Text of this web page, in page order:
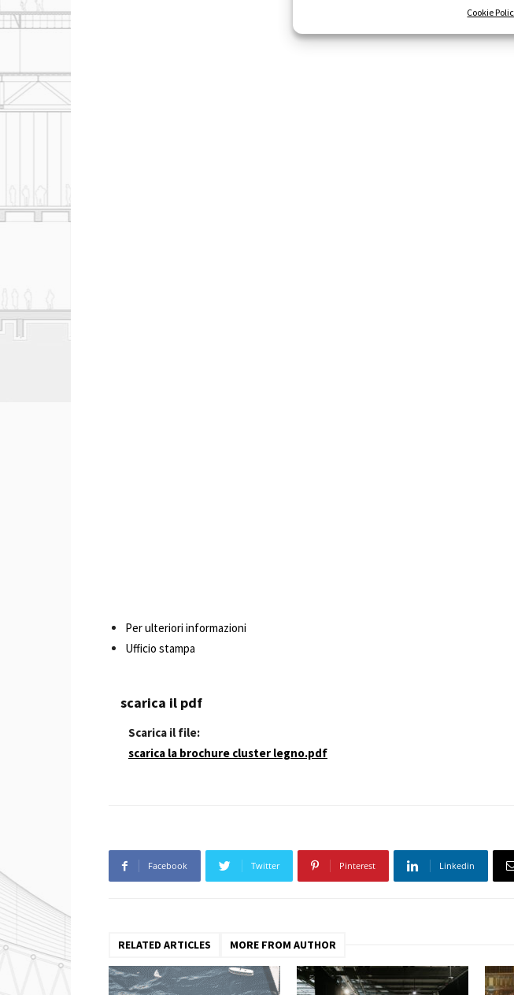
Cookie
Per ulteriori informazioni
Ufficio stampa
scarica il pdf
Scarica il file:
scarica la brochure cluster legno.pdf
Facebook Twitter Pinterest Linkedin
RELATED ARTICLES MORE FROM AUTHOR